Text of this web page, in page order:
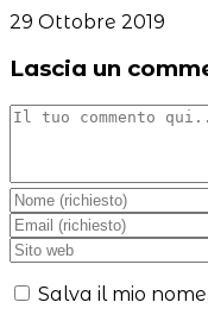
29 Ottobre 2019
Lascia un
Commento
Inserisci
il
tuo
nome
o
Inserisci
il
tuo
indirizzo
Inserisci
l'URL
delSalva il mio